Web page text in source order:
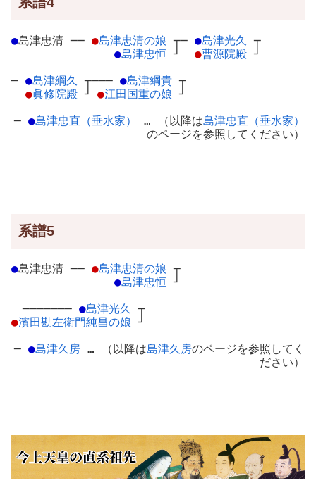
●島津忠清 ── ●島津忠清の娘 ┬
●島津忠恒 ┘
─ ●島津光久
┬
●曹源院殿 ┘
─ ●島津綱久
┬
●眞修院殿 ┘
─── ●島津綱貴 ┬
●江田国重の娘 ┘
─ ●島津忠直（垂水家） … （以降は島津忠直（垂水家）
のページを参照してください）
系譜5
●島津忠清 ── ●島津忠清の娘 ┬
●島津忠恒 ┘
─────── ●島津光久 ┬
●濱田勘左衛門純昌の娘 ┘
─ ●島津久房 … （以降は島津久房のページを参照してく
ださい）